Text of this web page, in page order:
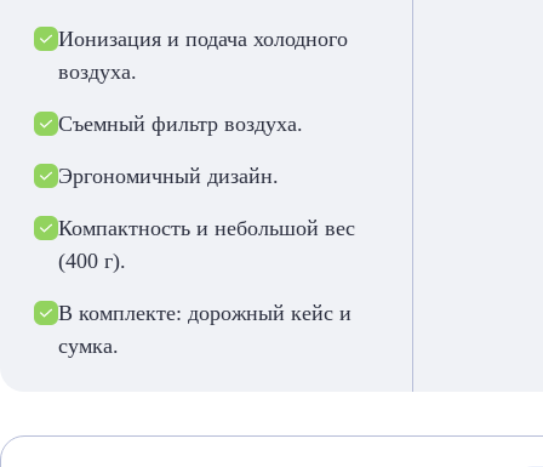
Ионизация и подача холодного
воздуха.
Съемный фильтр воздуха.
Эргономичный дизайн.
Компактность и небольшой вес
(400 г).
В комплекте: дорожный кейс и
сумка.